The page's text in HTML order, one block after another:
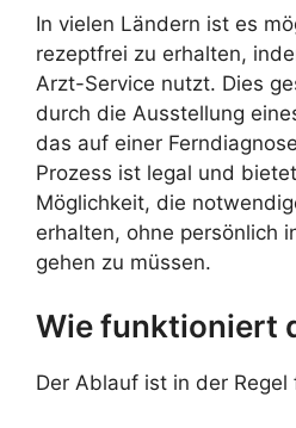
In vielen Ländern ist es
rezeptfrei zu erhalten,
Arzt-Service nutzt. Dies
durch die Ausstellung
das auf einer
Prozess ist legal und
Möglichkeit, die
erhalten, ohne persönlich
gehen zu müssen.
Wie funktioniert
Der Ablauf ist in der